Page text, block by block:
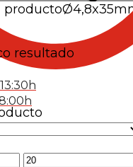
producto
resultado
Precio